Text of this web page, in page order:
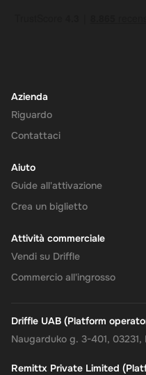
Azienda
Riguardo
Contattaci
Aiuto
Guide all'attivazione
Crea un biglietto
Attività commerciale
Vendi su Driffle
Commercio all'ingrosso
Driffle UAB (Platform
Naugarduko g. 3-401, 03231,
Remittx Private Limited